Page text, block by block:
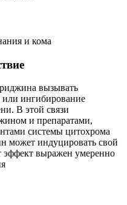
и кома
вызывать
ингибирование
В этой связи
и препаратами,
системы цитохрома
может индуцировать свой
эффект выражен умеренно